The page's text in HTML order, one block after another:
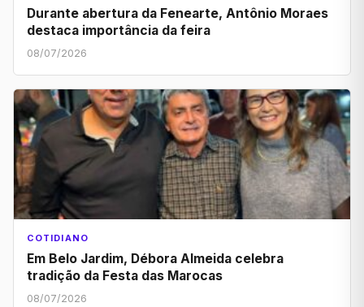
Durante abertura da Fenearte, Antônio Moraes
destaca importância da feira
08/07/2026
COTIDIANO
Em Belo Jardim, Débora Almeida celebra
tradição da Festa das Marocas
08/07/2026